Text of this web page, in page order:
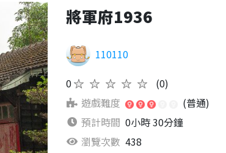
將軍府1936
110110
0★★★★★
(0)
遊戲難度
(普通)
預計時間 0小時 30分鐘
瀏覽次數 438